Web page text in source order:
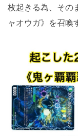
枚起きる為、その
ャオウガ》を召喚